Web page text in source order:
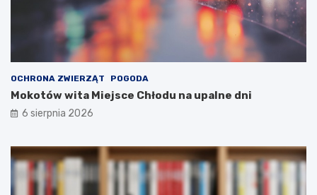
OCHRONA ZWIERZĄT POGODA
Mokotów wita Miejsce Chłodu na upalne dni
6 sierpnia 2026